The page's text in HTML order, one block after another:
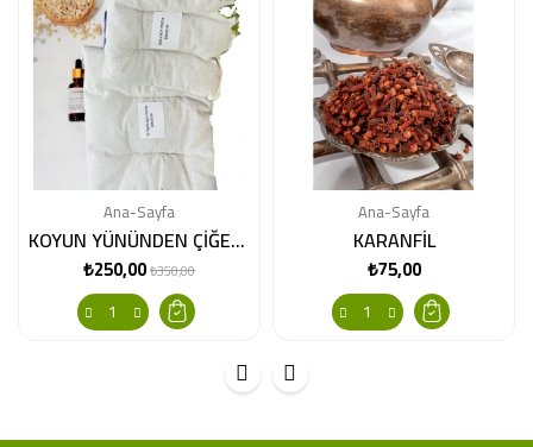
Ana-Sayfa
KOYUN YÜNÜNDEN ÇİĞER YASTIĞI (YIKANMAMIŞ)
₺250,00Normal
fiyat
₺350,00Fiyat
Ana-Sayfa
KARANFİL
₺75,00Fiyat